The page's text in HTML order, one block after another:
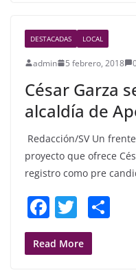
b
o
o
k
DESTACADAS LOCAL
admin 5 febrero, 2018
César Garza
alcaldía de
Redacción/SV Un
proyecto que ofrece
registro como pre
F
a
c
T
w
itt
Read More